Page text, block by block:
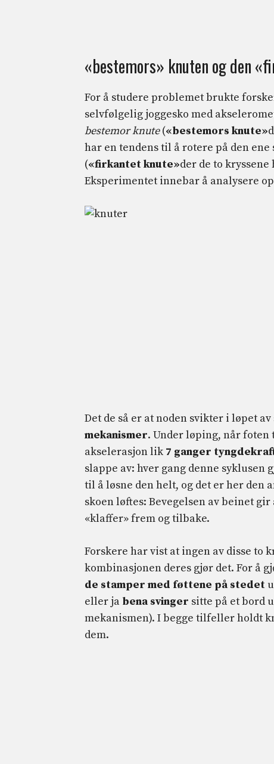
«bestemors» knuten og den
For å studere problemet brukte
selvfølgelig joggesko med
bestemor knute(«bestemors knute»
har en tendens til å rotere på den
(«firkantet knute»der de to
Eksperimentet innebar å analysere
Det de så er at noden svikter i løpet
mekanismer. Under løping, når
akselerasjon lik 7 ganger
slappe av: hver gang denne
til å løsne den helt, og det er her
skoen løftes: Bevegelsen av beinet
«klaffer» frem og tilbake.
Forskere har vist at ingen av disse to
kombinasjonen deres gjør det. For å
de stamper med føttene på stedet
eller ja bena svinger sitte på et bord
mekanismen). I begge tilfeller holdt
dem.